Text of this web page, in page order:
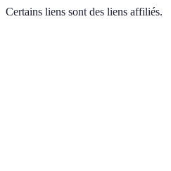
Certains liens sont des liens affiliés.